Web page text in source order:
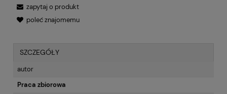
zapytaj o produkt
poleć znajomemu
SZCZEGÓŁY
autor
Praca zbiorowa